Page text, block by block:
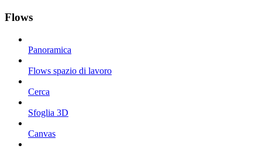
Flows
Panoramica
Flows spazio di lavoro
Cerca
Sfoglia 3D
Canvas